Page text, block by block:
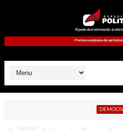
DEMOCRACIA